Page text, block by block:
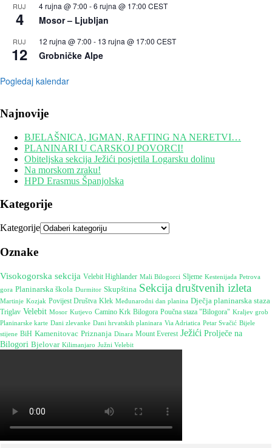
RUJ
4
4 rujna @ 7:00 -6 rujna @ 17:00 CEST
Mosor – Ljubljan
RUJ
12
12 rujna @ 7:00 - 13 rujna @ 17:00 CEST
Grobničke Alpe
Pogledaj kalendar
Najnovije
BJELAŠNICA, IGMAN, RAFTING NA NERETVI…
PLANINARI U CARSKOJ POVORCI!
Obiteljska sekcija Ježići posjetila Logarsku dolinu
Na morskom zraku!
HPD Erasmus Španjolska
Kategorije
Kategorije
Oznake
Visokogorska sekcija Velebit Highlander Mali Bilogorci Sljeme Kestenijada Petrova
gora Planinarska škola Durmitor Skupština Sekcija društvenih izleta
Martinje Kozjak Povijest Društva Klek Međunarodni dan planina Dječja planinarska staza
Triglav Velebit Mosor Kutjevo Camino Krk Bilogora Poučna staza "Bilogora" Kraljev grob
Planinarske karte Dani zlevanke Dani hrvatskih planinara Via Adriatica Petar Svačić Bijele
stijene BiH Kamenitovac Priznanja Dinara Mount Everest Ježići Prolječe na
Bilogori Bjelovar Kilimanjaro Južni Velebit